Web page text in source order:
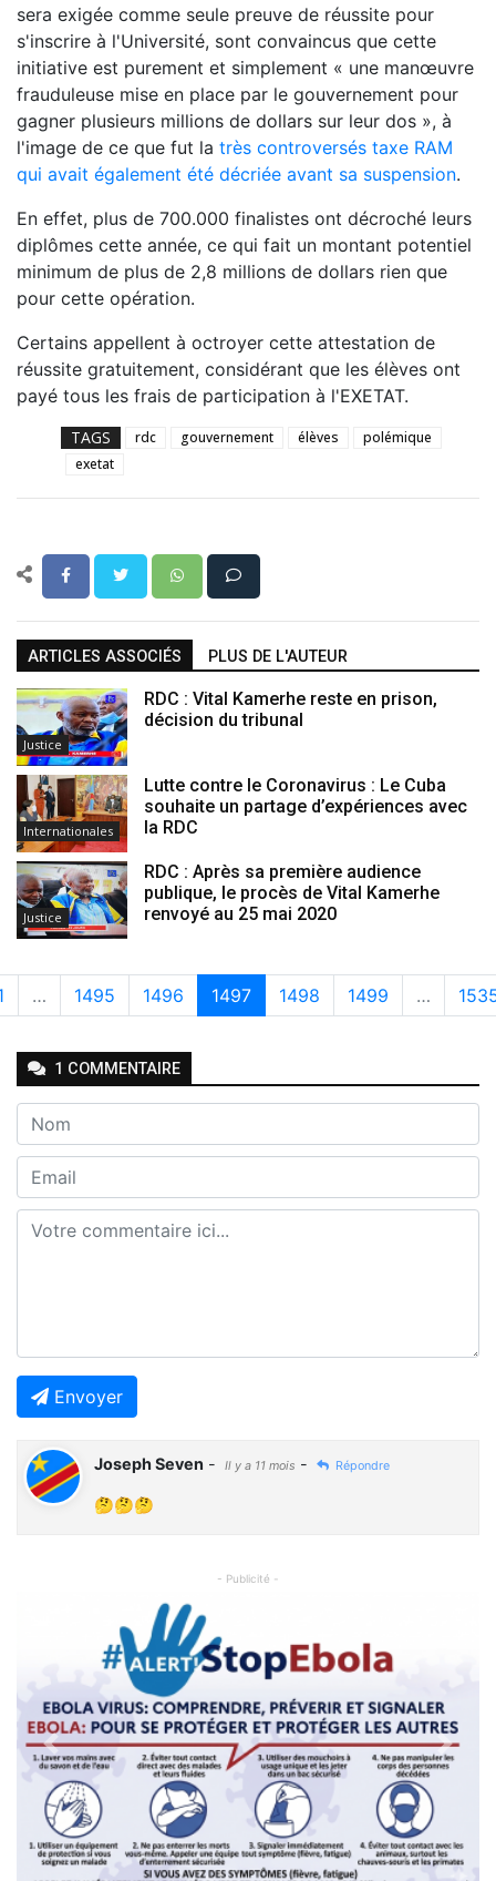
sera exigée comme seule preuve de réussite pour
s'inscrire à l'Université, sont convaincus que cette
initiative est purement et simplement « une manœuvre
frauduleuse mise en place par le gouvernement pour
gagner plusieurs millions de dollars sur leur dos », à
l'image de ce que fut la très controversés taxe RAM
qui avait également été décriée avant sa suspension.
En effet, plus de 700.000 finalistes ont décroché leurs
diplômes cette année, ce qui fait un montant potentiel
minimum de plus de 2,8 millions de dollars rien que
pour cette opération.
Certains appellent à octroyer cette attestation de
réussite gratuitement, considérant que les élèves ont
payé tous les frais de participation à l'EXETAT.
TAGS rdc gouvernement élèves
polémique
exetat
ARTICLES ASSOCIÉS PLUS DE L'AUTEUR
Justice
RDC : Vital Kamerhe reste en prison,
décision du tribunal
Internationales
Lutte contre le Coronavirus : Le Cuba
souhaite un partage d’expériences avec
la RDC
Justice
RDC : Après sa première audience
publique, le procès de Vital Kamerhe
renvoyé au 25 mai 2020
… 1495 1496 1497 1498 1499 …
1 COMMENTAIRE
Envoyer
Joseph Seven - Il y a 11 mois - Répondre
🤔🤔🤔
- Publicité -
Previous Next